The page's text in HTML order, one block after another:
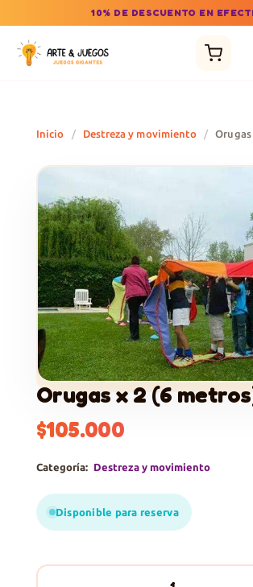
10% DE DESCUENTO EN
Inicio / Destreza y movimiento / Orugas
Orugas x 2 (6
$105.000
Categoría: Destreza y movimiento
Disponible para reserva